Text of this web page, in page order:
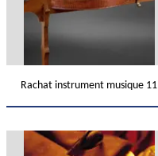
Rachat instrument musique 11